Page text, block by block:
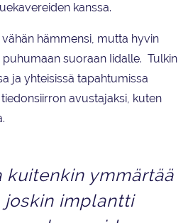
kanssa.
hämmensi, mutta hyvin
suoraan Iidalle. Tulkin
ja yhteisissä tapahtumissa
avustajaksi, kuten
kuitenkin ymmärtää
joskin implantti